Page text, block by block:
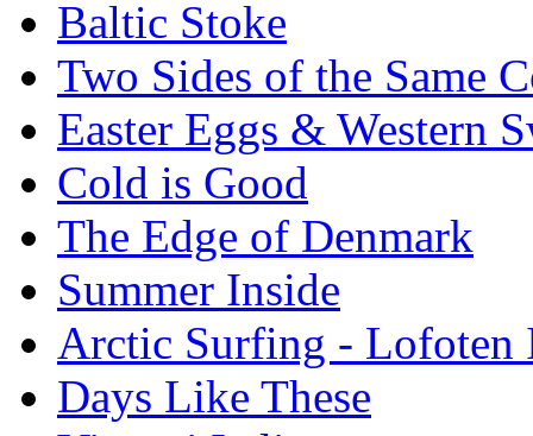
Baltic Stoke
Two Sides of the Same
Easter Eggs & Western
Cold is Good
The Edge of Denmark
Summer Inside
Arctic Surfing - Lofoten
Days Like These